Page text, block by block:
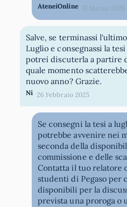
AteneiOnline 17 Marzo 2025
Salve, se terminassi
Luglio e consegnassi la
potrei discuterla a partire
quale momento
nuovo anno? Grazie.
Ni 26 Febbraio 2025
Se consegni la tesi a
potrebbe avvenire nei
seconda della
commissione e delle
Contatta il tuo relatore
studenti di Pegaso per
disponibili per la
prevista una proroga o